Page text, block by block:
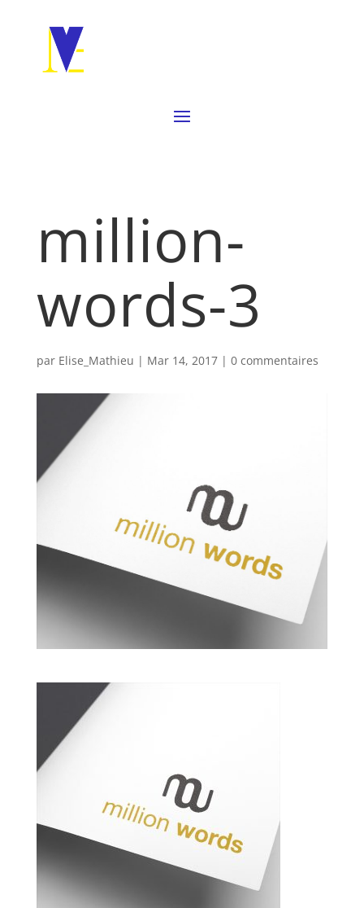
million-
words-3
par Elise_Mathieu | Mar 14, 2017| 0 commentaires